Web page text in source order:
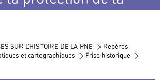
SUR L’HISTOIRE DE LA PNE > Repères
et cartographiques > Frise historique >